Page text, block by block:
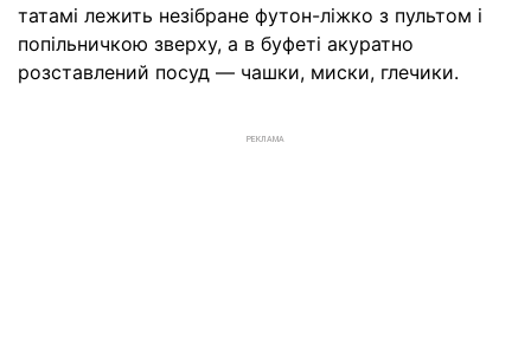
татамі лежить незібране футон-ліжко з пультом і
попільничкою зверху, а в буфеті акуратно
розставлений посуд — чашки, миски, глечики.
РЕКЛАМА